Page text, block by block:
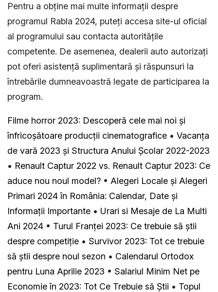
Pentru a obține mai multe informații despre
programul Rabla 2024, puteți accesa site-ul oficial
al programului sau contacta autoritățile
competente. De asemenea, dealerii auto autorizați
pot oferi asistență suplimentară și răspunsuri la
întrebările dumneavoastră legate de participarea la
program.
Filme horror 2023: Descoperă cele mai noi și
înfricoșătoare producții cinematografice • Vacanța
de vară 2023 și Structura Anului Școlar 2022-2023
• Renault Captur 2022 vs. Renault Captur 2023: Ce
aduce nou noul model? • Alegeri Locale și Alegeri
Primari 2024 în România: Calendar, Date și
Informații Importante • Urari si Mesaje de La Multi
Ani 2024 • Turul Franței 2023: Ce trebuie să știi
despre competiție • Survivor 2023: Tot ce trebuie
să știi despre noul sezon • Calendarul Ortodox
pentru Luna Aprilie 2023 • Salariul Minim Net pe
Economie în 2023: Tot Ce Trebuie să Știi • Topul